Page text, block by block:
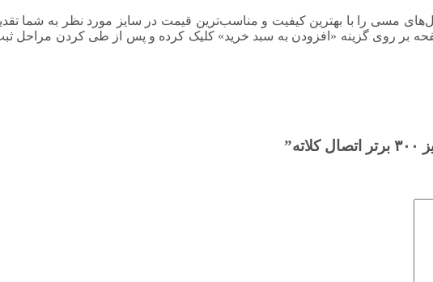
مسی را با بهترین کیفیت و مناسب‌ترین قیمت در سایز مورد نظر به شما
که در همین صفحه بر روی گزینه «افزودن به سبد خرید» کلیک کرده و پس از طی کردن